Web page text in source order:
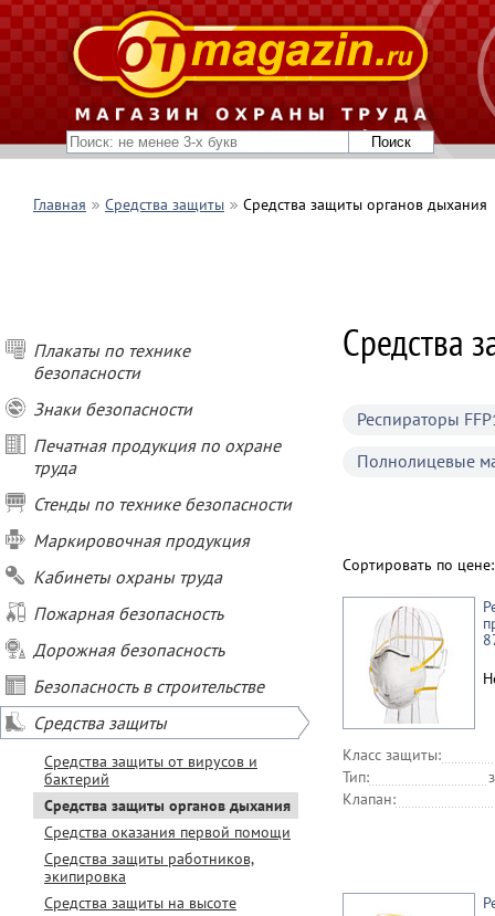
Главная Средства защиты Средства защиты органов дыхания
Плакаты по технике
безопасности
Знаки безопасности
Печатная продукция по охране
труда
Стенды по технике безопасности
Маркировочная продукция
Кабинеты охраны труда
Пожарная безопасность
Дорожная безопасность
Безопасность в строительстве
Средства защиты
Средства защиты от вирусов и
бактерий
Средства защиты органов дыхания
Средства оказания первой помощи
Средства защиты работников,
экипировка
Средства защиты на высоте
Средства
Респираторы
Полнолицевые
Сортировать по
Класс защиты:
Тип:
Клапан: